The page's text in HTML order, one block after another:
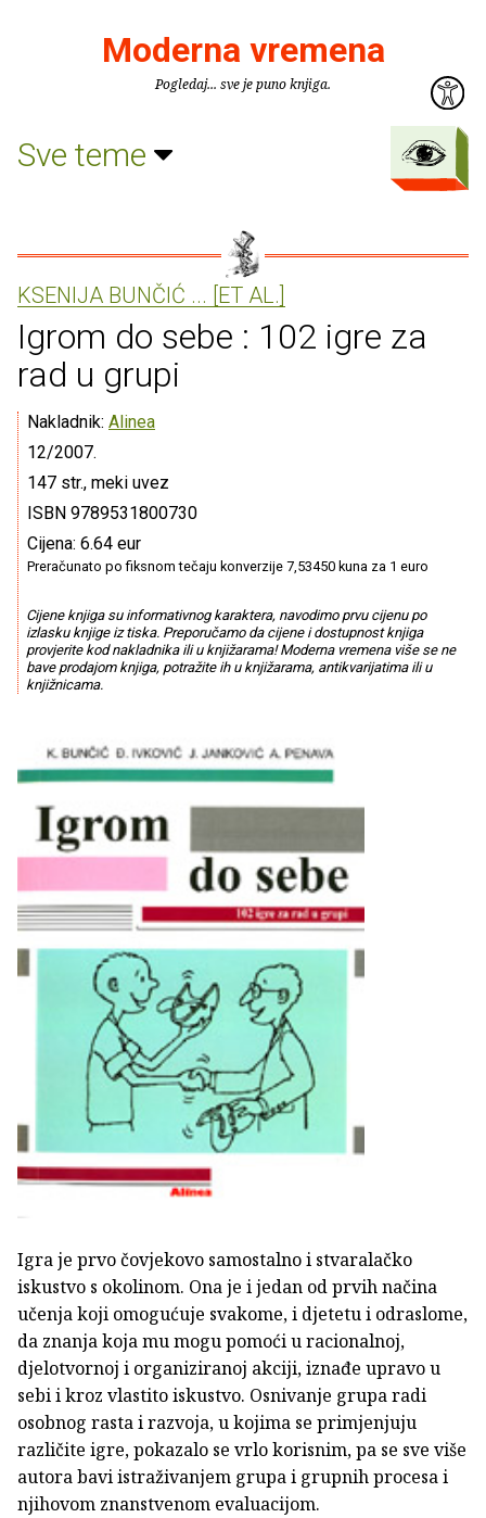
Moderna vremena
Pogledaj... sve je puno knjiga.
Sve teme
KSENIJA BUNČIĆ ... [ET AL.]
Igrom do sebe : 102 igre za
rad u grupi
Nakladnik: Alinea
12/2007.
147 str., meki uvez
ISBN 9789531800730
Cijena: 6.64 eur
Preračunato po fiksnom tečaju konverzije 7,53450 kuna za 1 euro
Cijene knjiga su informativnog karaktera, navodimo prvu cijenu po
izlasku knjige iz tiska. Preporučamo da cijene i dostupnost knjiga
provjerite kod nakladnika ili u knjižarama! Moderna vremena više se ne
bave prodajom knjiga, potražite ih u knjižarama, antikvarijatima ili u
knjižnicama.
Igra je prvo čovjekovo samostalno i stvaralačko
iskustvo s okolinom. Ona je i jedan od prvih načina
učenja koji omogućuje svakome, i djetetu i odraslome,
da znanja koja mu mogu pomoći u racionalnoj,
djelotvornoj i organiziranoj akciji, iznađe upravo u
sebi i kroz vlastito iskustvo. Osnivanje grupa radi
osobnog rasta i razvoja, u kojima se primjenjuju
različite igre, pokazalo se vrlo korisnim, pa se sve više
autora bavi istraživanjem grupa i grupnih procesa i
njihovom znanstvenom evaluacijom.